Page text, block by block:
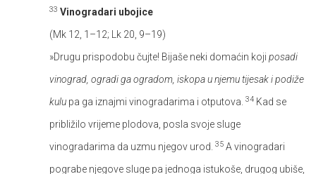
33 Vinogradari ubojice
(Mk 12, 1–12; Lk 20, 9–19)
»Drugu prispodobu čujte! Bijaše neki domaćin koji posadi
vinograd, ogradi ga ogradom, iskopa u njemu tijesak i podiže
kulu pa ga iznajmi vinogradarima i otputova. 34 Kad se
približilo vrijeme plodova, posla svoje sluge
vinogradarima da uzmu njegov urod. 35 A vinogradari
pograbe njegove sluge pa jednoga istukoše, drugog ubiše,